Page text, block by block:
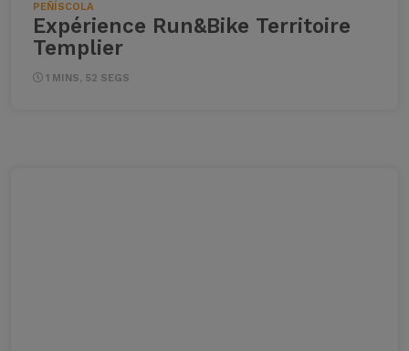
PEÑÍSCOLA
Expérience Run&Bike Territoire
Templier
1 MINS, 52 SEGS